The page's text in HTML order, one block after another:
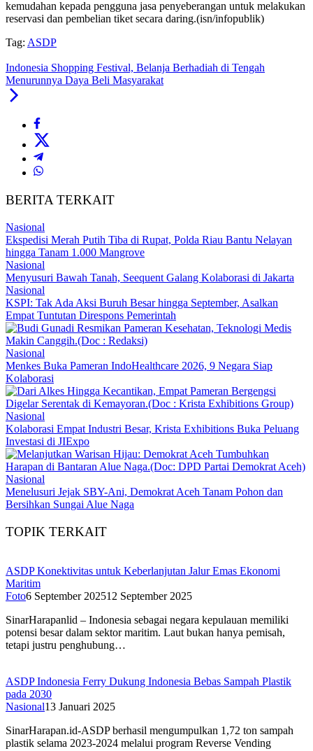
kemudahan kepada pengguna jasa penyeberangan untuk melakukan
reservasi dan pembelian tiket secara daring.(isn/infopublik)
Tag: ASDP
Indonesia Shopping Festival, Belanja Berhadiah di Tengah
Menurunnya Daya Beli Masyarakat
BERITA TERKAIT
Nasional
Ekspedisi Merah Putih Tiba di Rupat, Polda Riau Bantu Nelayan
hingga Tanam 1.000 Mangrove
Nasional
Menyusuri Bawah Tanah, Seequent Galang Kolaborasi di Jakarta
Nasional
KSPI: Tak Ada Aksi Buruh Besar hingga September, Asalkan
Empat Tuntutan Direspons Pemerintah
Nasional
Menkes Buka Pameran IndoHealthcare 2026, 9 Negara Siap
Kolaborasi
Nasional
Kolaborasi Empat Industri Besar, Krista Exhibitions Buka Peluang
Investasi di JIExpo
Nasional
Menelusuri Jejak SBY-Ani, Demokrat Aceh Tanam Pohon dan
Bersihkan Sungai Alue Naga
TOPIK TERKAIT
ASDP Konektivitas untuk Keberlanjutan Jalur Emas Ekonomi
Maritim
Foto6 September 202512 September 2025
SinarHarapanlid – Indonesia sebagai negara kepulauan memiliki
potensi besar dalam sektor maritim. Laut bukan hanya pemisah,
tetapi justru penghubung…
ASDP Indonesia Ferry Dukung Indonesia Bebas Sampah Plastik
pada 2030
Nasional13 Januari 2025
SinarHarapan.id-ASDP berhasil mengumpulkan 1,72 ton sampah
plastik selama 2023-2024 melalui program Reverse Vending